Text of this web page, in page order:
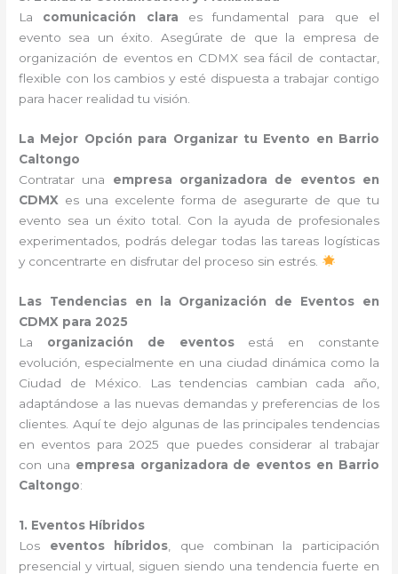
La comunicación clara es fundamental para que el
evento sea un éxito. Asegúrate de que la empresa de
organización de eventos en CDMX sea fácil de contactar,
flexible con los cambios y esté dispuesta a trabajar contigo
para hacer realidad tu visión.
La Mejor Opción para Organizar tu Evento en Barrio
Caltongo
Contratar una empresa organizadora de eventos en
CDMX es una excelente forma de asegurarte de que tu
evento sea un éxito total. Con la ayuda de profesionales
experimentados, podrás delegar todas las tareas logísticas
y concentrarte en disfrutar del proceso sin estrés.
Las Tendencias en la Organización de Eventos en
CDMX para 2025
La organización de eventosestá en constante
evolución, especialmente en una ciudad dinámica como la
Ciudad de México. Las tendencias cambian cada año,
adaptándose a las nuevas demandas y preferencias de los
clientes. Aquí te dejo algunas de las principales tendencias
en eventos para 2025 que puedes considerar al trabajar
con una empresa organizadora de eventos en Barrio
Caltongo:
1. Eventos Híbridos
Los eventos híbridos , que combinan la participación
presencial y virtual, siguen siendo una tendencia fuerte en